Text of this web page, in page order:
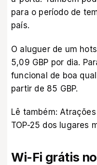
para o período de
país.
O aluguer de um
5,09 GBP por dia.
funcional de boa
partir de 85 GBP.
Lê também:
TOP-25 dos lugares
Wi-Fi grátis